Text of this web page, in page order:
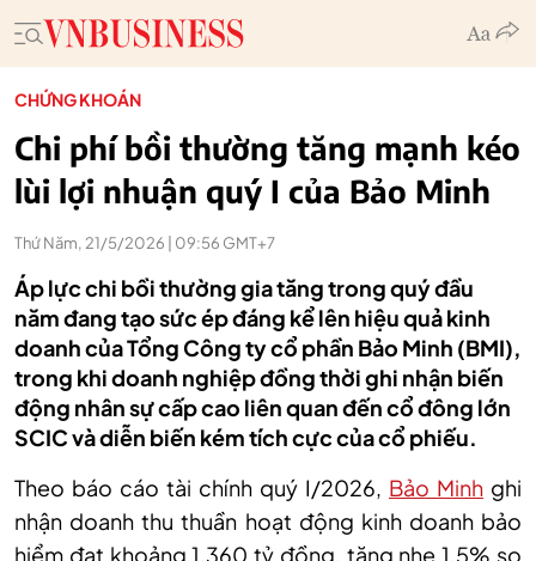
CHỨNG KHOÁN
Chi phí bồi thường tăng mạnh kéo
lùi lợi nhuận quý I của Bảo Minh
Thứ Năm, 21/5/2026 | 09:56 GMT+7
Áp lực chi bồi thường gia tăng trong quý đầu
năm đang tạo sức ép đáng kể lên hiệu quả kinh
doanh của Tổng Công ty cổ phần Bảo Minh (BMI),
trong khi doanh nghiệp đồng thời ghi nhận biến
động nhân sự cấp cao liên quan đến cổ đông lớn
SCIC và diễn biến kém tích cực của cổ phiếu.
Theo báo cáo tài chính quý I/2026, Bảo Minh ghi
nhận doanh thu thuần hoạt động kinh doanh bảo
hiểm đạt khoảng 1.360 tỷ đồng, tăng nhẹ 1,5% so